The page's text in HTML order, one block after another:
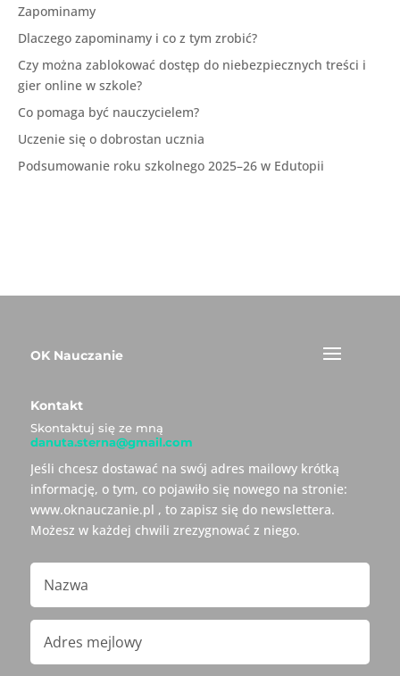
Zapominamy
Dlaczego zapominamy i co z tym zrobić?
Czy można zablokować dostęp do niebezpiecznych treści i
gier online w szkole?
Co pomaga być nauczycielem?
Uczenie się o dobrostan ucznia
Podsumowanie roku szkolnego 2025–26 w Edutopii
OK Nauczanie
Kontakt
Skontaktuj się ze mną
danuta.sterna@gmail.com
Jeśli chcesz dostawać na swój adres mailowy krótką
informację, o tym, co pojawiło się nowego na stronie:
www.oknauczanie.pl , to zapisz się do newslettera.
Możesz w każdej chwili zrezygnować z niego.